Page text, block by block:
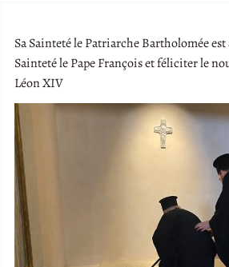
Sa Sainteté le Patriarche Bartholomée
Sainteté le Pape François et féliciter le
Léon XIV